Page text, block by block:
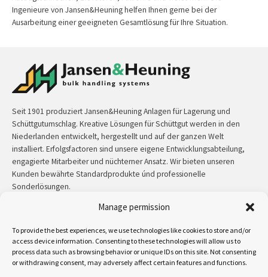
Manage permission
To provide the best experiences, we use technologies like cookies to store and/or
access device information. Consenting to these technologies will allow us to
process data such as browsing behavior or unique IDs on this site. Not consenting
or withdrawing consent, may adversely affect certain features and functions.
Ingenieure von Jansen&Heuning helfen Ihnen gerne bei der
Ausarbeitung einer geeigneten Gesamtlösung für Ihre Situation.
Seit 1901 produziert Jansen&Heuning Anlagen für Lagerung und
Schüttgutumschlag. Kreative Lösungen für Schüttgut werden in den
Niederlanden entwickelt, hergestellt und auf der ganzen Welt
installiert. Erfolgsfactoren sind unsere eigene Entwicklungsabteilung,
engagierte Mitarbeiter und nüchterner Ansatz. Wir bieten unseren
Kunden bewährte Standardprodukte únd professionelle
Sonderlösungen.
+31 (0)50 3126 448/sales@jh.nl
mehr lesen